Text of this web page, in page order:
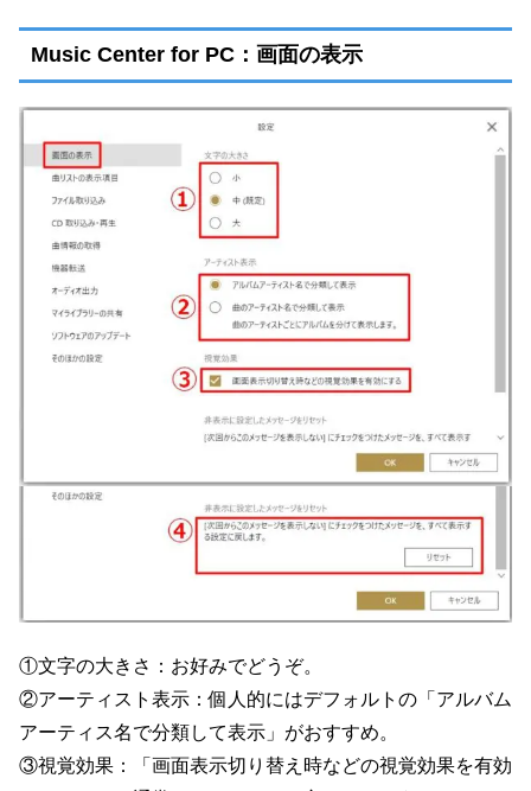
Music Center for PC：画面の表示
①文字の大きさ：お好みでどうぞ。
②アーティスト表示：個人的にはデフォルトの「アルバム
アーティス名で分類して表示」がおすすめ。
③視覚効果：「画面表示切り替え時などの視覚効果を有効